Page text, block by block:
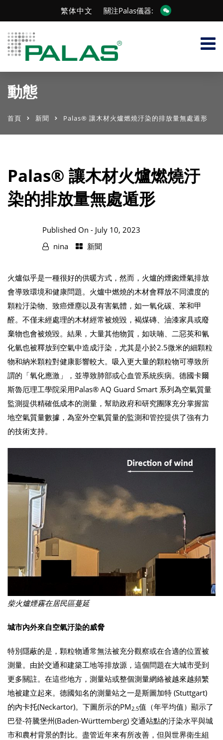
繁体中文 關注Palas儀器:
動態
首頁 新聞 Palas® 讓木材火爐燃燒汙染的排放量無處遁形
Palas® 讓木材火爐燃燒汙
染的排放量無處遁形
Published On - July 10, 2023
nina
新聞
火爐似乎是一種很好的供暖方式，然而，火爐的煙囪煙氣排放
會導致環境和健康問題。火爐中燃燒的木材會釋放不同濃度的
顆粒汙染物、致癌煙塵以及有害氣體，如一氧化碳、苯和甲
醛。不僅未經處理的木材經常被燒毀，褐煤磚、油漆家具或廢
棄物也會被燒毀。結果，大量其他物質，如呋喃、二惡英和氰
化氫也被釋放到空氣中造成汙染，尤其是小於2.5微米的細顆粒
物和納米顆粒對健康影響較大。吸入更大量的顆粒物可導致所
謂的「氧化應激」，並導致肺部或心血管系統疾病。德國卡爾
斯魯厄理工學院采用Palas® AQ Guard Smart 系列為空氣質量
監測提供精確低成本的測量，幫助政府和研究團隊充分掌握當
地空氣質量數據，為室外空氣質量的監測和管控提供了強有力
的技術支持。
柴火爐煙霧在居民區蔓延
城市內外來自空氣汙染的威脅
特別隱蔽的是，顆粒物通常無法被充分觀察或在合適的位置被
測量。由於交通和建築工地等排放源，這個問題在大城市受到
更多關註。在這些地方，測量站或整個測量網絡被越來越頻繁
地被建立起來。德國知名的測量站之一是斯圖加特 (Stuttgart)
的內卡托(Neckartor)。下圖所示的PM2.5值（年平均值）顯示了
巴登-符騰堡州(Baden-Württemberg) 交通站點的汙染水平與城
市和農村背景的對比。盡管近年來有所改善，但與世界衛生組